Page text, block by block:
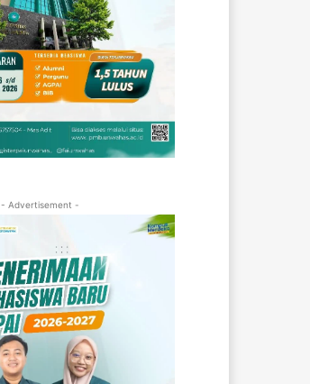
- Advertisement -